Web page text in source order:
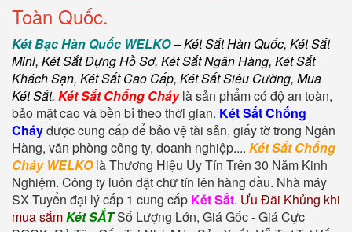
Toàn Quốc.
Két Bạc Hàn Quốc WELKO–Két Sắt Hàn Quốc, Két Sắt
Mini, Két Sắt Đựng Hồ Sơ, Két Sắt Ngân Hàng, Két Sắt
Khách Sạn, Két Sắt Cao Cấp, Két Sắt Siêu Cường, Mua
Két Sắt. Két Sắt Chống Cháylà sản phẩm có độ an toàn,
bảo mật cao và bền bỉ theo thời gian. Két Sắt Chống
Cháyđược cung cấp để bảo vệ tài sản, giấy tờ trong Ngân
Hàng, văn phòng công ty, doanh nghiệp.... Két Sắt Chống
Cháy WELKOlà Thương Hiệu Uy Tín Trên 30 Năm Kinh
Nghiệm. Công ty luôn đặt chữ tín lên hàng đầu. Nhà máy
SX Tuyển đại lý cấp 1 cung cấp Két Sắt. Ưu Đãi Khủng khi
mua sắmKét SẮTSố Lượng Lớn, Giá Gốc - Giá Cực